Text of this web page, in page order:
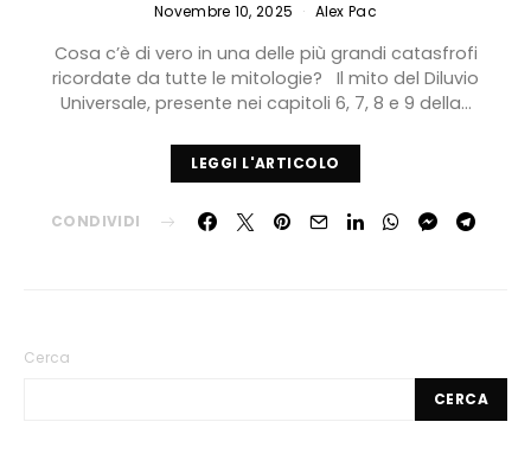
Novembre 10, 2025 Alex Pac
Cosa c’è di vero in una delle più grandi catasfrofi
ricordate da tutte le mitologie? Il mito del Diluvio
Universale, presente nei capitoli 6, 7, 8 e 9 della…
LEGGI L'ARTICOLO
CONDIVIDI
Cerca
CERCA